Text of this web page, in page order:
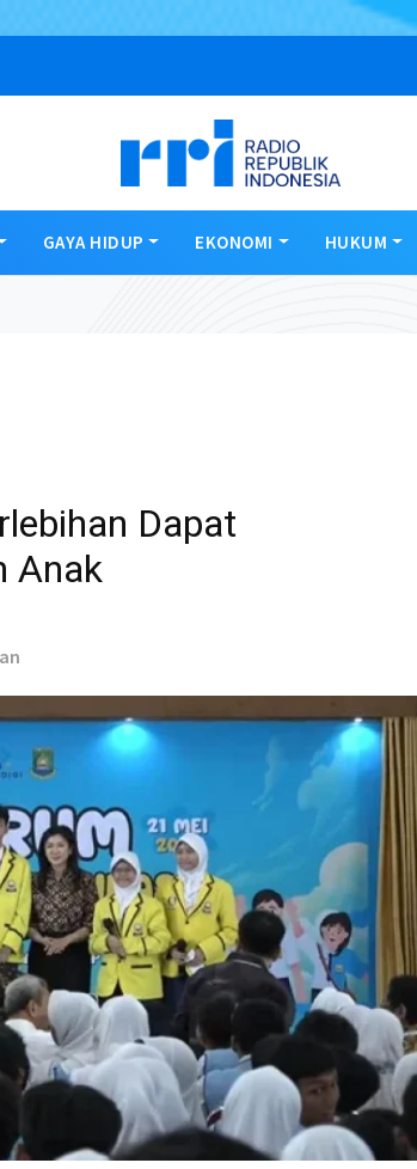
GAYA HIDUP EKONOMI HUKUM
Dapat
Anak